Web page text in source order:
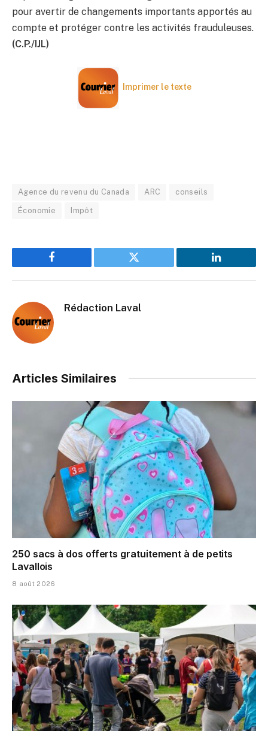
pour avertir de changements importants apportés au
compte et protéger contre les activités frauduleuses.
(C.P./IJL)
Imprimer le texte
Agence du revenu du Canada ARC conseils
Économie Impôt
Facebook Twitter LinkedIn
Rédaction Laval
Articles Similaires
250 sacs à dos offerts gratuitement à de petits
Lavallois
8 août 2026